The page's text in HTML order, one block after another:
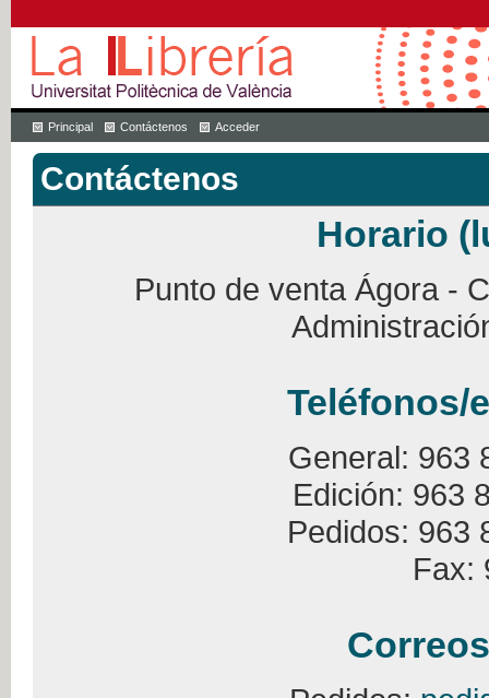
Principal Contáctenos Acceder
Contáctenos
Horario
Punto de venta Ágora -
Teléfonos/
General: 963
Edición: 963
Pedidos: 963
Fax: